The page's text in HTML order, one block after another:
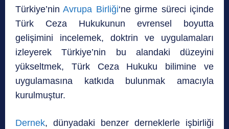
Türkiye’ninAvrupa Birliği‘ne girme süreci içinde
Türk Ceza Hukukunun evrensel boyutta
gelişimini incelemek, doktrin ve uygulamaları
izleyerek Türkiye’nin bu alandaki düzeyini
yükseltmek, Türk Ceza Hukuku bilimine ve
uygulamasına katkıda bulunmak amacıyla
kurulmuştur.
Dernek, dünyadaki benzer derneklerle işbirliği